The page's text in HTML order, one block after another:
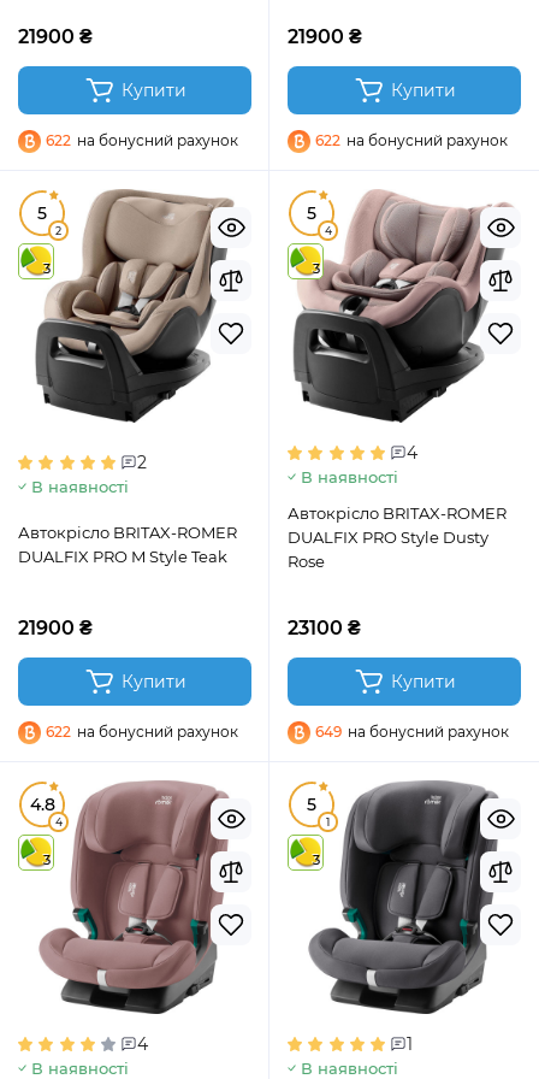
21900 ₴
Купити
622 на бонусний рахунок
21900 ₴
Купити
622 на бонусний рахунок
5
2
3
2
В наявності
Автокрісло BRITAX-ROMER
DUALFIX PRO M Style Teak
21900 ₴
Купити
622 на бонусний рахунок
5
4
3
4
В наявності
Автокрісло BRITAX-ROMER
DUALFIX PRO Style Dusty
Rose
23100 ₴
Купити
649 на бонусний рахунок
4.8
4
3
4
В наявності
5
1
3
1
В наявності